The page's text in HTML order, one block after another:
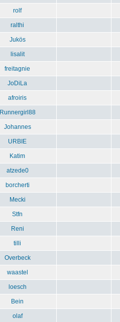
rolf
ralthi
Jukös
lisalit
freitagnie
JoDiLa
afroiris
Runnergirl88
Johannes
URBIE
Katim
atzede0
borcherti
Mecki
Stfn
Reni
tilli
Overbeck
waastel
loesch
Bein
olaf